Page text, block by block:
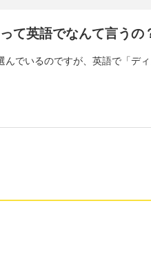
て英語でなんて言うの
でいるのですが、英語で「デ